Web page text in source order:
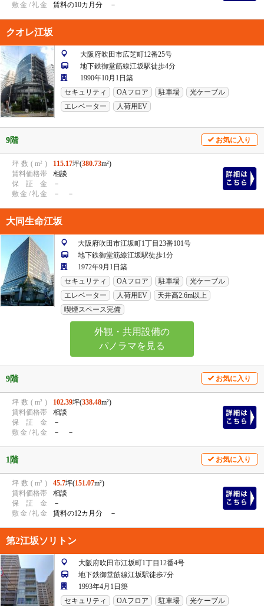
敷 金 /礼金 賃料の10カ月分 －
クオレ江坂
大阪府吹田市広芝町12番25号
地下鉄御堂筋線江坂駅徒歩4分
1990年10月1日築
セキュリティ
OAフロア 駐車場
光ケーブル
エレベーター
人荷用EV
9階 お気に入り
坪 数 ( m² ) 115.17坪(380.73m²)
賃料価格帯
相談
保
証 金
－
敷 金 /礼金 － －
大同生命江坂
大阪府吹田市江坂町1丁目23番101号
地下鉄御堂筋線江坂駅徒歩1分
1972年9月1日築
セキュリティ
OAフロア 駐車場
光ケーブル
エレベーター
人荷用EV
天井高2.6m以上
喫煙スペース完備
外観・共用設備の
パノラマを見る
9階 お気に入り
坪 数 ( m² ) 102.39坪(338.48m²)
賃料価格帯
相談
保
証 金
－
敷 金 /礼金 － －
1階 お気に入り
坪 数 ( m² ) 45.7坪(151.07m²)
賃料価格帯
相談
保
証 金
－
敷 金 /礼金 賃料の12カ月分 －
第2江坂ソリトン
大阪府吹田市江坂町1丁目12番4号
地下鉄御堂筋線江坂駅徒歩7分
1993年4月1日築
セキュリティ
OAフロア 駐車場
光ケーブル